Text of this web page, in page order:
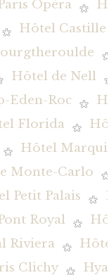
Opéra
Hôtel Castille
Hôtel de Nell
Eden-Roc
Florida
Hôtel
Monte-Carlo
Petit Palais
Royal
Riviera
Clichy